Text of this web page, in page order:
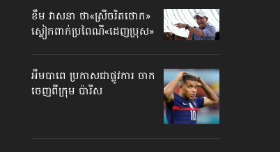
ខឹម វាសនា ថា«ស្រីចរិតថោក»​
ស្លៀកពាក់ប្រពៃណី​«ដេញប្រុស»
អឹមបាពេ ប្រកាសជាផ្លូវការ ចាក
ចេញពីក្រុម ប៉ារីស